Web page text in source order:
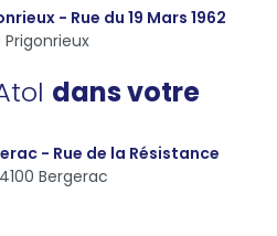
- Rue du 19 Mars 1962
Prigonrieux
dans votre
- Rue de la Résistance
Bergerac